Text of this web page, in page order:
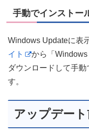
手動でインストー
Windows Updateに表
イト
から「
ダウンロードして手
す。
アップデート